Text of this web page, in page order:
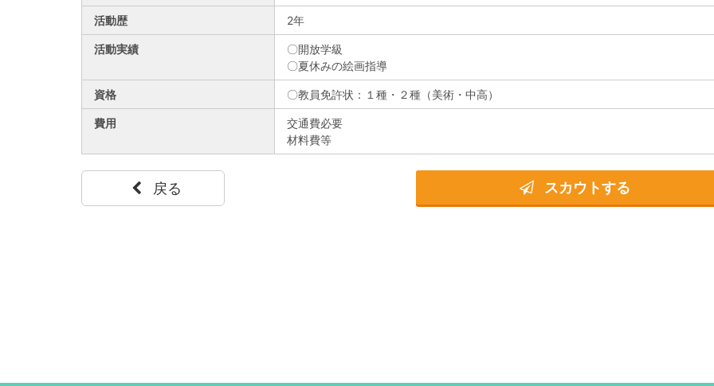
活動歴 2年
活動実績
〇開放学級
〇夏休みの絵画指導
資格 〇教員免許状：１種・２種（美術・中高）
費用
交通費必要
材料費等
戻る スカウトする